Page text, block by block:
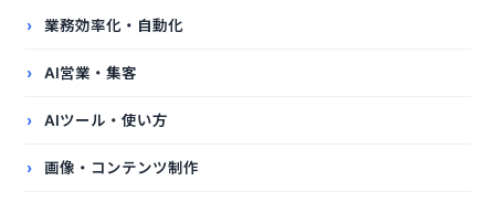
業務効率化・自動化
AI営業・集客
AIツール・使い方
画像・コンテンツ制作